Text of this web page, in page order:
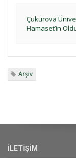
Çukurova
Hamaset’in
Arşiv
İLETİŞİM